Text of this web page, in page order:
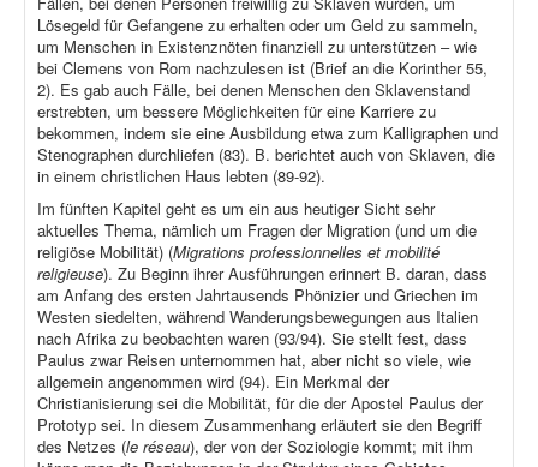
Lösegeld für Gefangene zu erhalten oder um Geld zu sammeln,
um Menschen in Existenznöten finanziell zu unterstützen – wie
bei Clemens von Rom nachzulesen ist (Brief an die Korinther 55,
2). Es gab auch Fälle, bei denen Menschen den Sklavenstand
erstrebten, um bessere Möglichkeiten für eine Karriere zu
bekommen, indem sie eine Ausbildung etwa zum Kalligraphen und
Stenographen durchliefen (83). B. berichtet auch von Sklaven, die
in einem christlichen Haus lebten (89-92).
Im fünften Kapitel geht es um ein aus heutiger Sicht sehr
aktuelles Thema, nämlich um Fragen der Migration (und um die
religiöse Mobilität) (Migrations professionnelles et mobilité
religieuse). Zu Beginn ihrer Ausführungen erinnert B. daran, dass
am Anfang des ersten Jahrtausends Phönizier und Griechen im
Westen siedelten, während Wanderungsbewegungen aus Italien
nach Afrika zu beobachten waren (93/94). Sie stellt fest, dass
Paulus zwar Reisen unternommen hat, aber nicht so viele, wie
allgemein angenommen wird (94). Ein Merkmal der
Christianisierung sei die Mobilität, für die der Apostel Paulus der
Prototyp sei. In diesem Zusammenhang erläutert sie den Begriff
des Netzes (le réseau), der von der Soziologie kommt; mit ihm